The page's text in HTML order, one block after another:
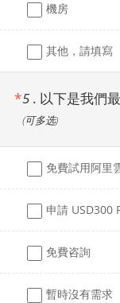
機房
其他，請填寫
*5 . 以下是我們
(可多选)
免費試用阿里
申請 USD300
免費咨詢
暫時沒有需求